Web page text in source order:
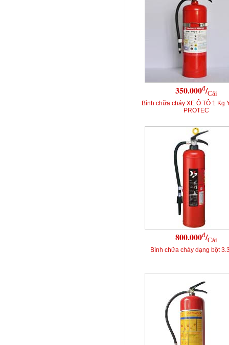
350.000đ/Cái
Bình chữa cháy XE Ô TÔ 1 Kg
PROTEC
800.000đ/Cái
Bình chữa cháy dạng bột